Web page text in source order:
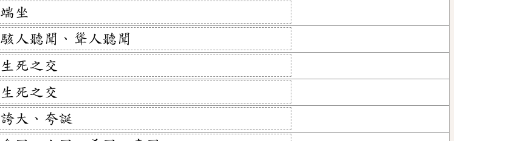
端坐
駭人聽聞、聳人聽聞
生死之交
生死之交
誇大、夸誕